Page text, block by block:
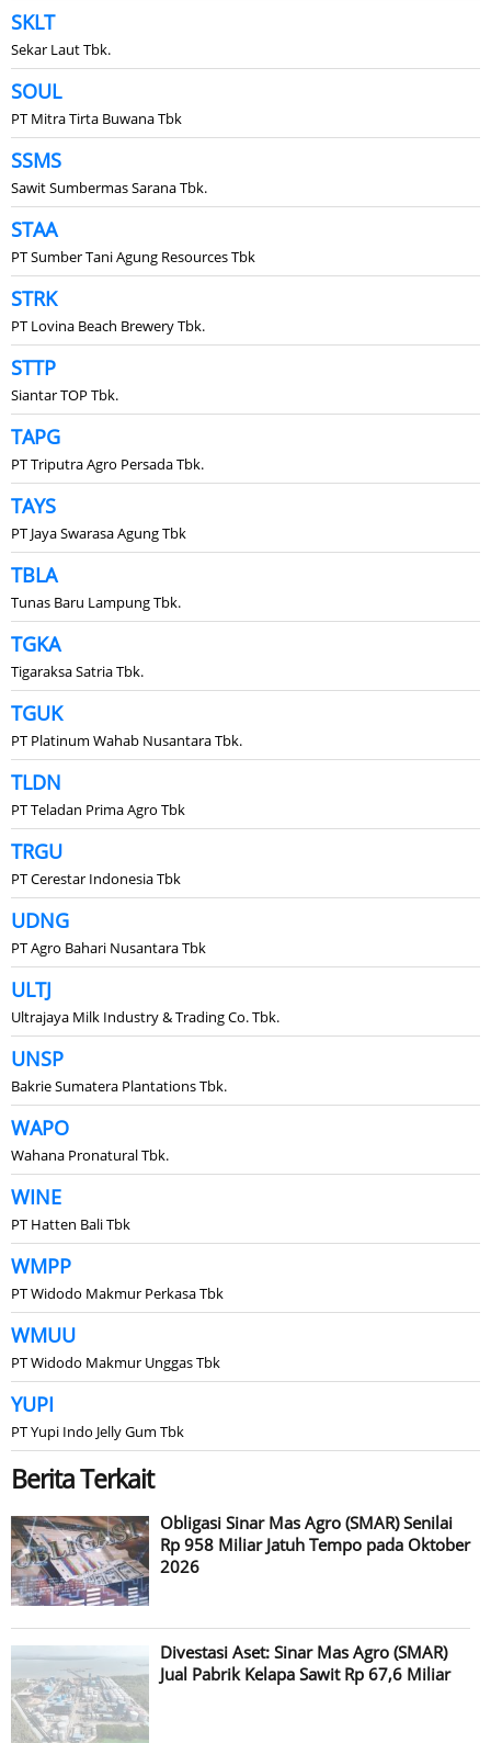
SKLT
Sekar Laut Tbk.
SOUL
PT Mitra Tirta Buwana Tbk
SSMS
Sawit Sumbermas Sarana Tbk.
STAA
PT Sumber Tani Agung Resources Tbk
STRK
PT Lovina Beach Brewery Tbk.
STTP
Siantar TOP Tbk.
TAPG
PT Triputra Agro Persada Tbk.
TAYS
PT Jaya Swarasa Agung Tbk
TBLA
Tunas Baru Lampung Tbk.
TGKA
Tigaraksa Satria Tbk.
TGUK
PT Platinum Wahab Nusantara Tbk.
TLDN
PT Teladan Prima Agro Tbk
TRGU
PT Cerestar Indonesia Tbk
UDNG
PT Agro Bahari Nusantara Tbk
ULTJ
Ultrajaya Milk Industry & Trading Co. Tbk.
UNSP
Bakrie Sumatera Plantations Tbk.
WAPO
Wahana Pronatural Tbk.
WINE
PT Hatten Bali Tbk
WMPP
PT Widodo Makmur Perkasa Tbk
WMUU
PT Widodo Makmur Unggas Tbk
YUPI
PT Yupi Indo Jelly Gum Tbk
Berita Terkait
Obligasi Sinar Mas Agro (SMAR) Senilai
Rp 958 Miliar Jatuh Tempo pada Oktober
2026
Divestasi Aset: Sinar Mas Agro (SMAR)
Jual Pabrik Kelapa Sawit Rp 67,6 Miliar